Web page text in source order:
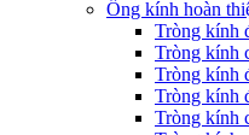
Ống kính hoàn
Tròng kính
Tròng kính
Tròng kính
Tròng kính
Tròng kính